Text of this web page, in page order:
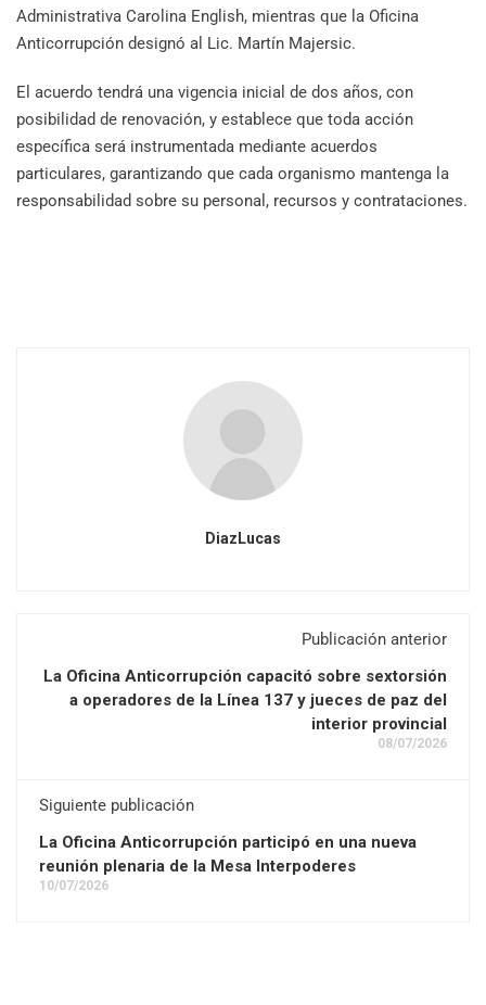
Administrativa Carolina English, mientras que la Oficina
Anticorrupción designó al Lic. Martín Majersic.
El acuerdo tendrá una vigencia inicial de dos años, con
posibilidad de renovación, y establece que toda acción
específica será instrumentada mediante acuerdos
particulares, garantizando que cada organismo mantenga la
responsabilidad sobre su personal, recursos y contrataciones.
DiazLucas
Publicación anterior
La Oficina Anticorrupción capacitó sobre sextorsión
a operadores de la Línea 137 y jueces de paz del
interior provincial
08/07/2026
Siguiente publicación
La Oficina Anticorrupción participó en una nueva
reunión plenaria de la Mesa Interpoderes
10/07/2026